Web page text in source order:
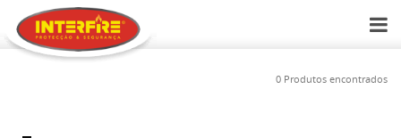
0 Produtos encontrados